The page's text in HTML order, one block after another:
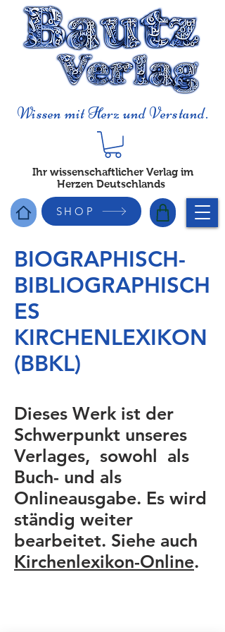
Wissen mit Herz und Verstand.
Ihr wissenschaftlicher Verlag im
Herzen Deutschlands
SHOP
BIOGRAPHISCH-
BIBLIOGRAPHISCH
ES
KIRCHENLEXIKON
(BBKL)
Dieses Werk ist der
Schwerpunkt unseres
Verlages, sowohl als
Buch- und als
Onlineausgabe. Es wird
ständig weiter
bearbeitet. Siehe auch
Kirchenlexikon-Online.